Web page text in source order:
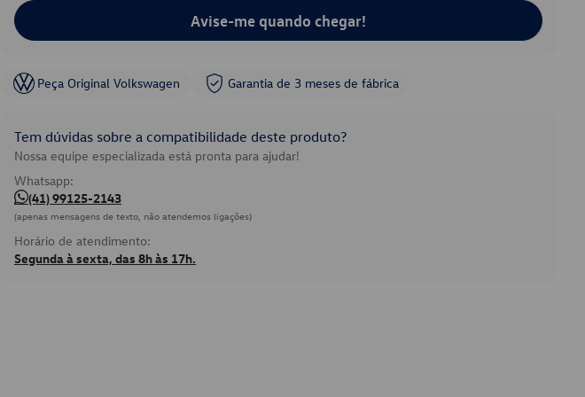
Avise-me quando chegar!
Peça Original Volkswagen Garantia de 3 meses de fábrica
Tem dúvidas sobre a compatibilidade deste produto?
Nossa equipe especializada está pronta para ajudar!
Whatsapp:
(41) 99125-2143
(apenas mensagens de texto, não atendemos ligações)
Horário de atendimento:
Segunda à sexta, das 8h às 17h.